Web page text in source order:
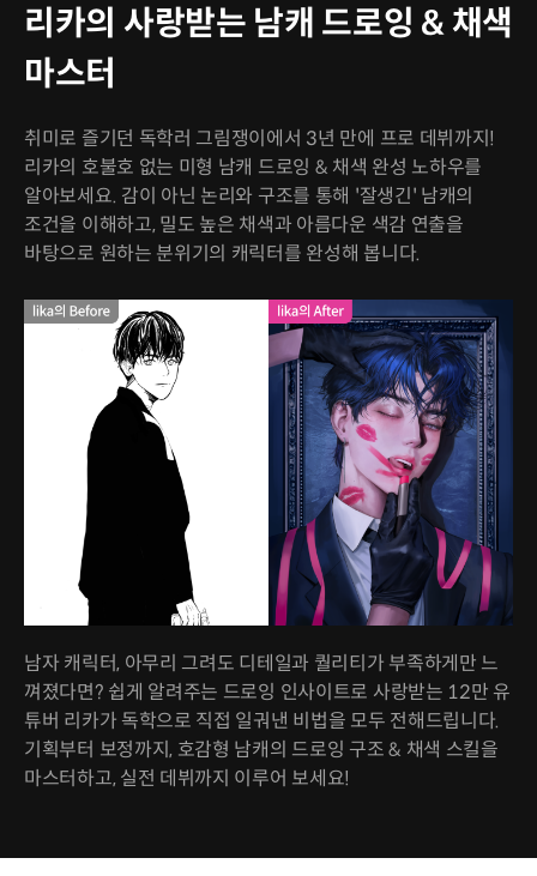
리카의 사랑받는 남캐 드로잉 & 채색
마스터
취미로 즐기던 독학러 그림쟁이에서 3년 만에 프로 데뷔까지!
리카의 호불호 없는 미형 남캐 드로잉 & 채색 완성 노하우를
알아보세요. 감이 아닌 논리와 구조를 통해 '잘생긴' 남캐의
조건을 이해하고, 밀도 높은 채색과 아름다운 색감 연출을
바탕으로 원하는 분위기의 캐릭터를 완성해 봅니다.
남자 캐릭터, 아무리 그려도 디테일과 퀄리티가 부족하게만 느
껴졌다면? 쉽게 알려주는 드로잉 인사이트로 사랑받는 12만 유
튜버 리카가 독학으로 직접 일궈낸 비법을 모두 전해드립니다.
기획부터 보정까지, 호감형 남캐의 드로잉 구조 & 채색 스킬을
마스터하고, 실전 데뷔까지 이루어 보세요!